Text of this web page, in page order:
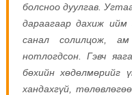
болсноо дуулгав.
дараагаар дахиж ийм
санал солилцож,
нотлогдсон. Гэвч
бөхийн хөдөлмөрийг
хандахгүй,